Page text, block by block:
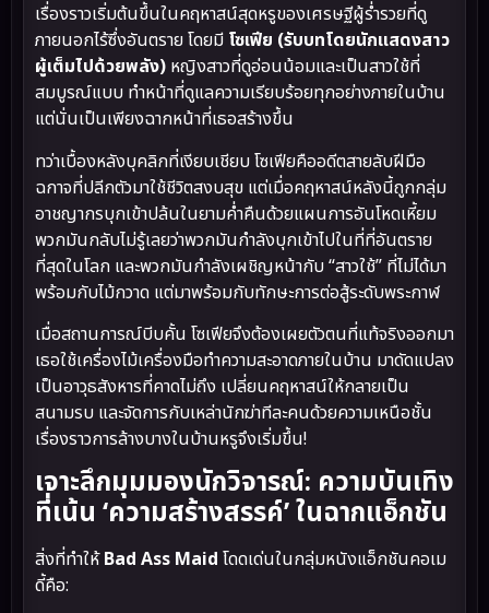
เรื่องราวเริ่มต้นขึ้นในคฤหาสน์สุดหรูของเศรษฐีผู้ร่ำรวยที่ดู
ภายนอกไร้ซึ่งอันตราย โดยมี โซเฟีย (รับบทโดยนักแสดงสาว
ผู้เต็มไปด้วยพลัง) หญิงสาวที่ดูอ่อนน้อมและเป็นสาวใช้ที่
สมบูรณ์แบบ ทำหน้าที่ดูแลความเรียบร้อยทุกอย่างภายในบ้าน
แต่นั่นเป็นเพียงฉากหน้าที่เธอสร้างขึ้น
ทว่าเบื้องหลังบุคลิกที่เงียบเชียบ โซเฟียคืออดีตสายลับฝีมือ
ฉกาจที่ปลีกตัวมาใช้ชีวิตสงบสุข แต่เมื่อคฤหาสน์หลังนี้ถูกกลุ่ม
อาชญากรบุกเข้าปล้นในยามค่ำคืนด้วยแผนการอันโหดเหี้ยม
พวกมันกลับไม่รู้เลยว่าพวกมันกำลังบุกเข้าไปในที่ที่อันตราย
ที่สุดในโลก และพวกมันกำลังเผชิญหน้ากับ “สาวใช้” ที่ไม่ได้มา
พร้อมกับไม้กวาด แต่มาพร้อมกับทักษะการต่อสู้ระดับพระกาฬ
เมื่อสถานการณ์บีบคั้น โซเฟียจึงต้องเผยตัวตนที่แท้จริงออกมา
เธอใช้เครื่องไม้เครื่องมือทำความสะอาดภายในบ้าน มาดัดแปลง
เป็นอาวุธสังหารที่คาดไม่ถึง เปลี่ยนคฤหาสน์ให้กลายเป็น
สนามรบ และจัดการกับเหล่านักฆ่าทีละคนด้วยความเหนือชั้น
เรื่องราวการล้างบางในบ้านหรูจึงเริ่มขึ้น!
เจาะลึกมุมมองนักวิจารณ์: ความบันเทิง
ที่เน้น ‘ความสร้างสรรค์’ ในฉากแอ็กชัน
สิ่งที่ทำให้Bad Ass Maid โดดเด่นในกลุ่มหนังแอ็กชันคอเม
ดี้คือ: